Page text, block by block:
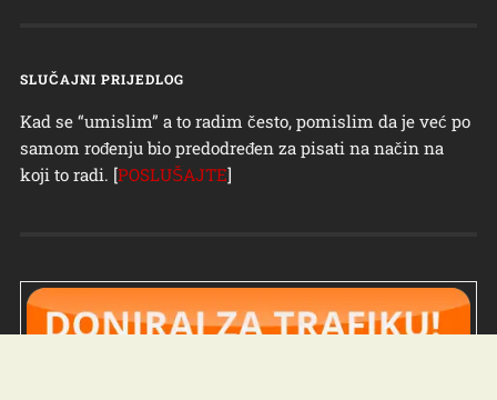
SLUČAJNI PRIJEDLOG
Kad se “umislim” a to radim često, pomislim da je već po
samom rođenju bio predodređen za pisati na način na
koji to radi. [POSLUŠAJTE]